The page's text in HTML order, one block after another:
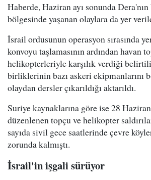
Haberde, Haziran ayı sonunda
bölgesinde yaşanan olaylara da yer
İsrail ordusunun operasyon sırasında
konvoyu taşlamasının ardından havan
helikopterleriyle karşılık verdiği
birliklerinin bazı askeri ekipmanlarını
olaydan dersler çıkarıldığı aktarıldı.
Suriye kaynaklarına göre ise 28
düzenlenen topçu ve helikopter
sayıda sivil gece saatlerinde çevre
zorunda kalmıştı.
İsrail'in işgali sürüyor